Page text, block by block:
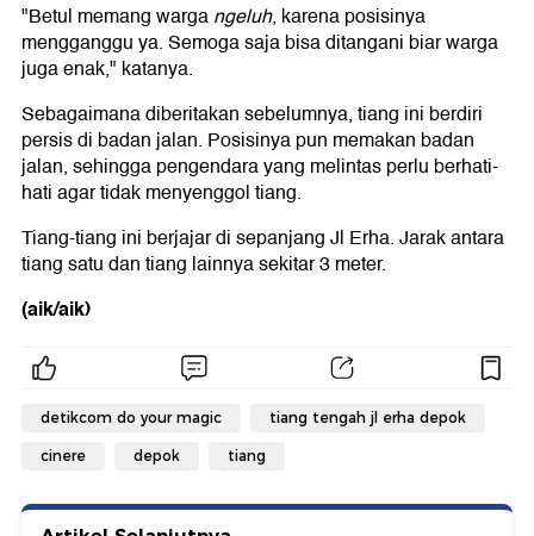
"Betul memang wargangeluh, karena posisinya
mengganggu ya. Semoga saja bisa ditangani biar warga
juga enak," katanya.
Sebagaimana diberitakan sebelumnya, tiang ini berdiri
persis di badan jalan. Posisinya pun memakan badan
jalan, sehingga pengendara yang melintas perlu berhati-
hati agar tidak menyenggol tiang.
Tiang-tiang ini berjajar di sepanjang Jl Erha. Jarak antara
tiang satu dan tiang lainnya sekitar 3 meter.
(aik/aik)
detikcom do your magic tiang tengah jl erha depok
cinere depok tiang